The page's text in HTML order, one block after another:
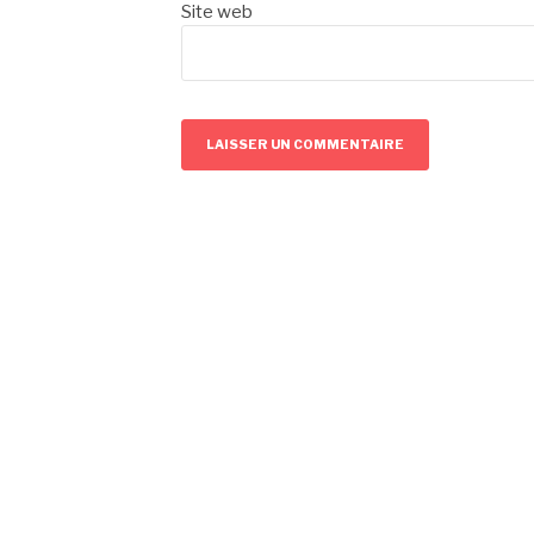
Site web